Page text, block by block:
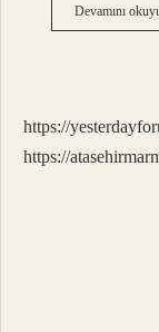
Devamını
https://
https://